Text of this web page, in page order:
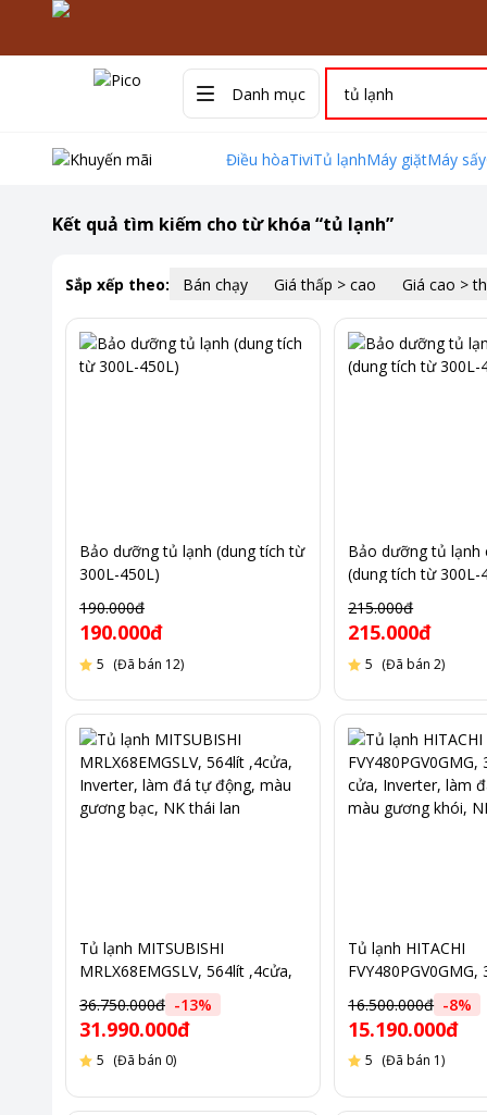
Danh mục
Điều hòaTiviTủ lạnhMáy giặtMáy sấy
Kết quả tìm kiếm cho từ khóa “tủ lạnh”
Sắp xếp theo: Bán chạy Giá thấp > cao Giá cao >
Bảo dưỡng tủ lạnh (dung tích từ
300L-450L)
190.000đ
190.000đ
5 (Đã bán 12)
Bảo dưỡng tủ lạnh
(dung tích từ 300L-
215.000đ
215.000đ
5 (Đã bán 2)
Tủ lạnh MITSUBISHI
MRLX68EMGSLV, 564lít ,4cửa,
Inverter, làm đá tự động, màu
gương bạc, NK thái lan
36.750.000đ -13%
31.990.000đ
5 (Đã bán 0)
Tủ lạnh HITACHI
FVY480PGV0GMG,
cửa, Inverter, làm
màu gương khói,
16.500.000đ -8%
15.190.000đ
5 (Đã bán 1)